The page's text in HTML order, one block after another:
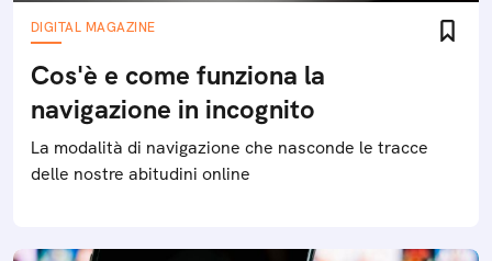
DIGITAL MAGAZINE
Cos'è e come funziona la
navigazione in incognito
La modalità di navigazione che nasconde le tracce
delle nostre abitudini online